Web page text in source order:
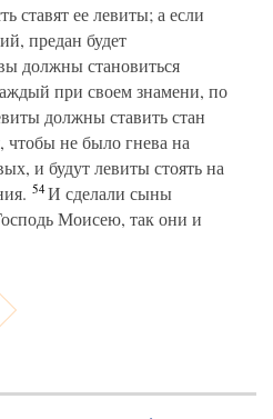
ставят ее левиты; а если
предан будет
должны становиться
при своем знамени, по
должны ставить стан
чтобы не было гнева на
и будут левиты стоять на
54И сделали сыны
Моисею, так они и